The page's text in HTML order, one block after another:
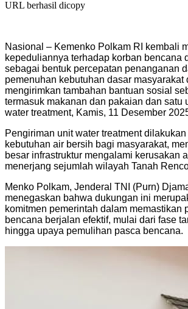
URL berhasil dicopy
Nasional – Kemenko Polkam RI kembali
kepeduliannya terhadap korban bencana
sebagai bentuk percepatan penanganan
pemenuhan kebutuhan dasar masyarakat
mengirimkan tambahan bantuan sosial
termasuk makanan dan pakaian dan satu
water treatment, Kamis, 11 Desember
Pengiriman unit water treatment
kebutuhan air bersih bagi masyarakat,
besar infrastruktur mengalami kerusakan
menerjang sejumlah wilayah Tanah
Menko Polkam, Jenderal TNI (Purn)
menegaskan bahwa dukungan ini
komitmen pemerintah dalam memastikan
bencana berjalan efektif, mulai dari fase
hingga upaya pemulihan pasca bencana.